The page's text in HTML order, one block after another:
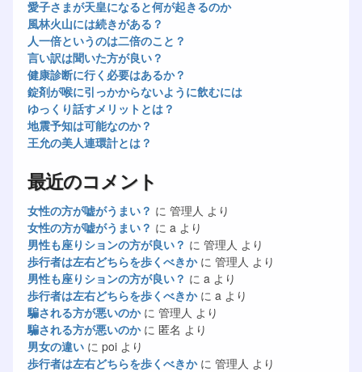
愛子さまが天皇になると何が起きるのか
風林火山には続きがある？
人一倍というのは二倍のこと？
言い訳は聞いた方が良い？
健康診断に行く必要はあるか？
錠剤が喉に引っかからないように飲むには
ゆっくり話すメリットとは？
地震予知は可能なのか？
王允の美人連環計とは？
最近のコメント
女性の方が嘘がうまい？ に 管理人 より
女性の方が嘘がうまい？ に a より
男性も座りションの方が良い？ に 管理人 より
歩行者は左右どちらを歩くべきかに 管理人 より
男性も座りションの方が良い？ に a より
歩行者は左右どちらを歩くべきかに a より
騙される方が悪いのかに 管理人 より
騙される方が悪いのかに 匿名 より
男女の違いに poiより
歩行者は左右どちらを歩くべきかに 管理人 より